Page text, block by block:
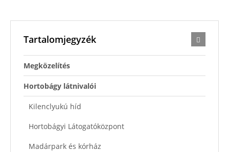
Tartalomjegyzék
Megközelítés
Hortobágy látnivalói
Kilenclyukú híd
Hortobágyi Látogatóközpont
Madárpark és kórház